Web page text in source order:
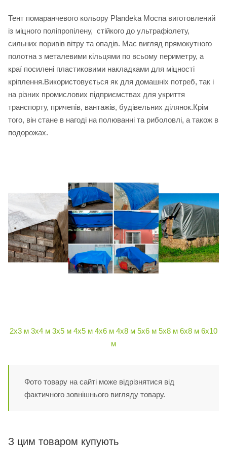
Тент помаранчевого кольору Plandeka Mocna виготовлений
із міцного поліпропілену, стійкого до ультрафіолету,
сильних поривів вітру та опадів. Має вигляд прямокутного
полотна з металевими кільцями по всьому периметру, а
краї посилені пластиковими накладками для міцності
кріплення.Використовується як для домашніх потреб, так і
на різних промислових підприємствах для укриття
транспорту, причепів, вантажів, будівельних ділянок.Крім
того, він стане в нагоді на полюванні та риболовлі, а також в
подорожах.
2х3 м 3х4 м 3х5 м 4х5 м 4х6 м 4х8 м 5х6 м 5х8 м 6х8 м 6х10
м
Фото товару на сайті може відрізнятися від
фактичного зовнішнього вигляду товару.
З цим товаром купують